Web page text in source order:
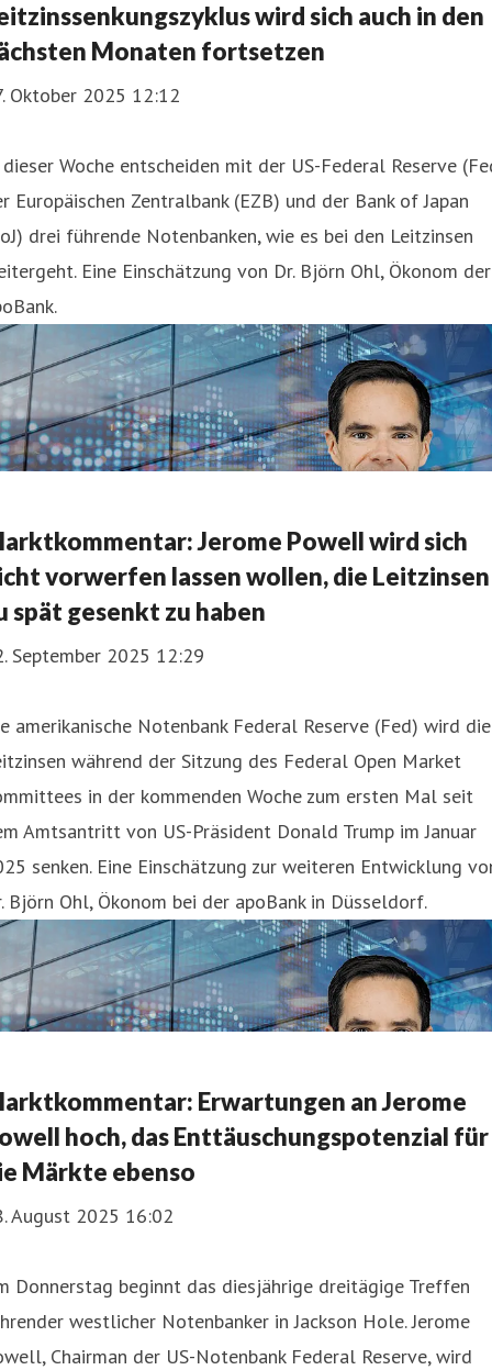
wird sich auch in den
Monaten fortsetzen
Oktober 2025 12:12
Woche entscheiden mit der US-Federal Reserve
Europäischen Zentralbank (EZB) und der Bank of Japan
drei führende Notenbanken, wie es bei den Leitzinsen
Eine Einschätzung von Dr. Björn Ohl, Ökonom der
Jerome Powell wird sich
vorwerfen lassen wollen, die Leitzinsen
spät gesenkt zu haben
September 2025 12:29
amerikanische Notenbank Federal Reserve (Fed) wird die
während der Sitzung des Federal Open Market
in der kommenden Woche zum ersten Mal seit
Amtsantritt von US-Präsident Donald Trump im Januar
senken. Eine Einschätzung zur weiteren Entwicklung
Björn Ohl, Ökonom bei der apoBank in Düsseldorf.
Erwartungen an Jerome
hoch, das Enttäuschungspotenzial für
Märkte ebenso
August 2025 16:02
Donnerstag beginnt das diesjährige dreitägige Treffen
westlicher Notenbanker in Jackson Hole. Jerome
Chairman der US-Notenbank Federal Reserve, wird